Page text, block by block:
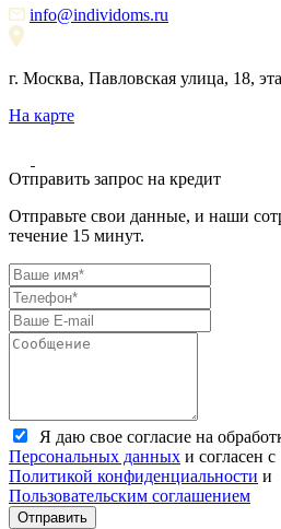
info@individoms.ru
г. Москва, Павловская улица, 18,
На карте
Отправить запрос на кредит
Отправьте свои данные, и наши
течение 15 минут.
Я даю свое согласие на
Персональных данных и согласен с
Политикой конфиденциальности и
Пользовательским соглашением
Отправить